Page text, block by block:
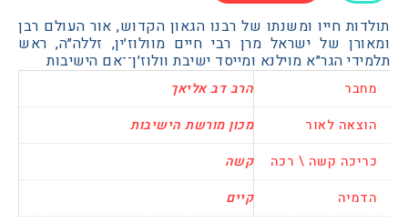
חייו ומשנתו של רבנו הגאון הקדוש, אור העולם רבן
של ישראל מרן רבי חיים מוולוז׳ין, זללה״ה, ראש
הגר״א מוילנא ומייסד ישיבת וולוז׳ן־־אם הישיבות
הרב דב אליאך
לאור
מכון מורשת הישיבות
קשה \ רכה
קשה